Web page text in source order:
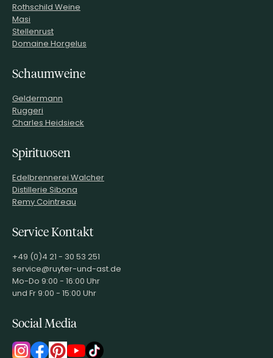
Rothschild Weine
Masi
Stellenrust
Domaine Horgelus
Schaumweine
Geldermann
Ruggeri
Charles Heidsieck
Spirituosen
Edelbrennerei Walcher
Distillerie Sibona
Remy Cointreau
Service Kontakt
+49 (0)4 21 - 30 53 251
service@ruyter-und-ast.de
Mo-Do 9:00 - 16:00 Uhr
und Fr 9:00 - 15:00 Uhr
Social Media